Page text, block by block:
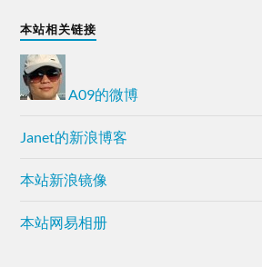
本站相关链接
A09的微博
Janet的新浪博客
本站新浪镜像
本站网易相册